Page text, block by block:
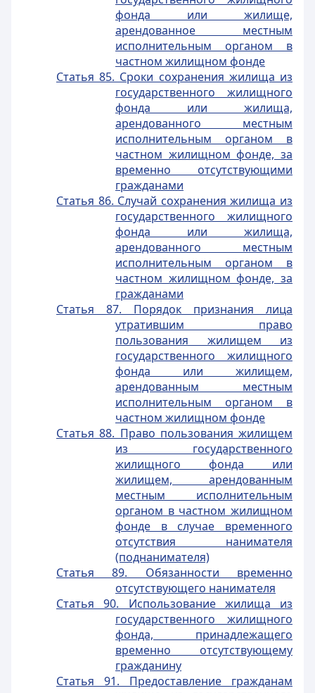
фонда или жилище,
арендованное местным
исполнительным органом в
частном жилищном фонде
Статья 85. Сроки сохранения жилища из
государственного жилищного
фонда или жилища,
арендованного местным
исполнительным органом в
частном жилищном фонде, за
временно отсутствующими
гражданами
Статья 86. Случай сохранения жилища из
государственного жилищного
фонда или жилища,
арендованного местным
исполнительным органом в
частном жилищном фонде, за
гражданами
Статья 87. Порядок признания лица
утратившим право
пользования жилищем из
государственного жилищного
фонда или жилищем,
арендованным местным
исполнительным органом в
частном жилищном фонде
Статья 88. Право пользования жилищем
из государственного
жилищного фонда или
жилищем, арендованным
местным исполнительным
органом в частном жилищном
фонде в случае временного
отсутствия нанимателя
(поднанимателя)
Статья 89. Обязанности временно
отсутствующего нанимателя
Статья 90. Использование жилища из
государственного жилищного
фонда, принадлежащего
временно отсутствующему
гражданину
Статья 91. Предоставление гражданам